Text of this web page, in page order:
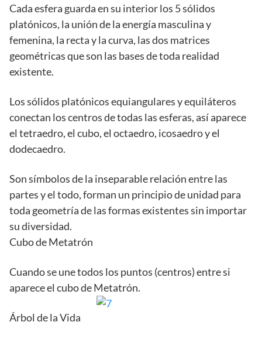
Cada esfera guarda en su interior los 5 sólidos
platónicos, la unión de la energía masculina y
femenina, la recta y la curva, las dos matrices
geométricas que son las bases de toda realidad
existente.
Los sólidos platónicos equiangulares y equiláteros
conectan los centros de todas las esferas, así aparece
el tetraedro, el cubo, el octaedro, icosaedro y el
dodecaedro.
Son símbolos de la inseparable relación entre las
partes y el todo, forman un principio de unidad para
toda geometría de las formas existentes sin importar
su diversidad.
Cubo de Metatrón
Cuando se une todos los puntos (centros) entre si
aparece el cubo de Metatrón.
Árbol de la Vida